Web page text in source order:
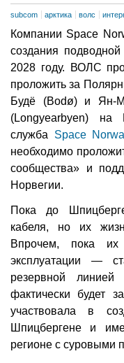
subcom арктика волс
Компании Space
создания
2028 году. ВОЛС
проложить за
Будё (Bodø) и Ян-
(Longyearbyen) на
служба Space
необходимо
сообщества» и
Норвегии.
Пока до
кабеля, но их
Впрочем, пока
эксплуатации —
резервной
фактически будет
участвовала в
Шпицбергене и
регионе с суровыми